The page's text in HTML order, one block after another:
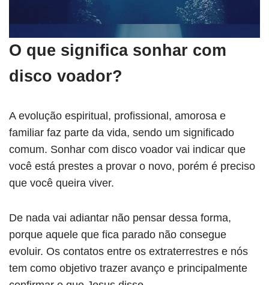
O que significa sonhar com
disco voador?
A evolução espiritual, profissional, amorosa e
familiar faz parte da vida, sendo um significado
comum. Sonhar com disco voador vai indicar que
você está prestes a provar o novo, porém é preciso
que você queira viver.
De nada vai adiantar não pensar dessa forma,
porque aquele que fica parado não consegue
evoluir. Os contatos entre os extraterrestres e nós
tem como objetivo trazer avanço e principalmente